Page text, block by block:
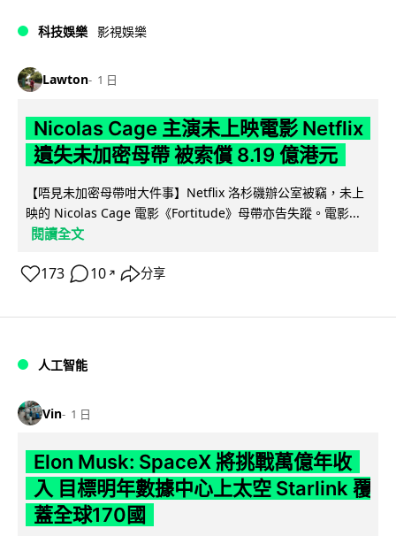
科技娛樂 影視娛樂
Lawton 1 日
Nicolas Cage 主演未上映電影 Netflix
遺失未加密母帶 被索償 8.19 億港元
【唔見未加密母帶咁大件事】Netflix 洛杉磯辦公室被竊，未上
映的 Nicolas Cage 電影《Fortitude》母帶亦告失蹤。電影...
閱讀全文
173 10 ↗ 分享
人工智能
Vin 1 日
Elon Musk: SpaceX 將挑戰萬億年收
入 目標明年數據中心上太空 Starlink 覆
蓋全球170國